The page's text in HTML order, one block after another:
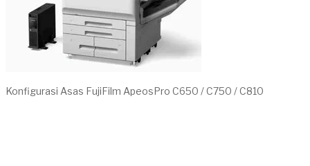
Konfigurasi Asas FujiFilm ApeosPro C650 / C750 / C810